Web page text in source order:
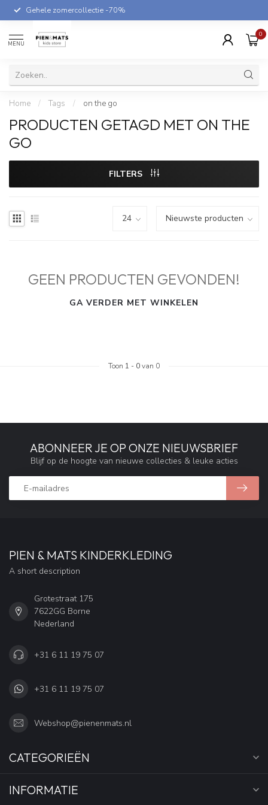
Gehele zomercollectie -70%
MENU
0
Home / Tags / on the go
PRODUCTEN GETAGD MET ON THE
GO
FILTERS
GEEN PRODUCTEN GEVONDEN!
GA VERDER MET WINKELEN
Toon 1 - 0van 0
ABONNEER JE OP ONZE NIEUWSBRIEF
Blijf op de hoogte van nieuwe collecties & leuke acties
PIEN & MATS KINDERKLEDING
A short description
Grotestraat 175
7622GG Borne
Nederland
+31 6 11 19 75 07
+31 6 11 19 75 07
Webshop@pienenmats.nl
CATEGORIEËN
INFORMATIE